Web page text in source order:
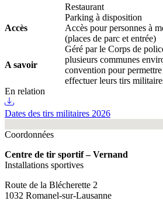
Restaurant
Accès
Parking à disposition
Accès pour personnes à
(places de parc et entrée)
A savoir
Géré par le Corps de
plusieurs communes
convention pour
effectuer leurs tirs
En relation
Dates des tirs militaires 2026
Coordonnées
Centre de tir sportif – Vernand
Installations sportives
Route de la Blécherette 2
1032 Romanel-sur-Lausanne